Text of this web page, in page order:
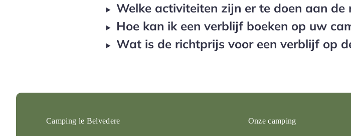
Welke activiteiten zijn er te doen aan de
Hoe kan ik een verblijf boeken op uw
Wat is de richtprijs voor een verblijf op
Camping le Belvedere Onze camping